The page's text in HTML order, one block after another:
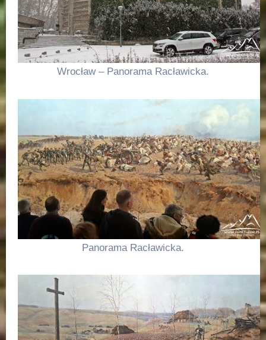
Wrocław – Panorama Racławicka.
Panorama Racławicka.